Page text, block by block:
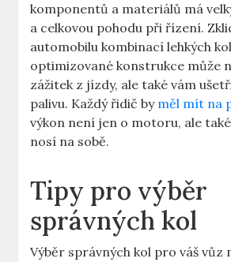
komponentů a materiálů má
a celkovou pohodu při řízení.
automobilu kombinací lehkých
optimizované konstrukce může
zážitek z jízdy, ale také vám
palivu. Každý řidič by měl mít na
výkon není jen o motoru, ale
nosí na sobě.
Tipy pro výběr
správných kol
Výběr správných kol pro váš vůz